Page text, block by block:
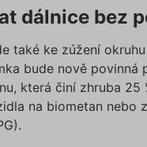
dálnice bez
také ke zúžení
bude nově
která činí zhruba
na biometan nebo
Název